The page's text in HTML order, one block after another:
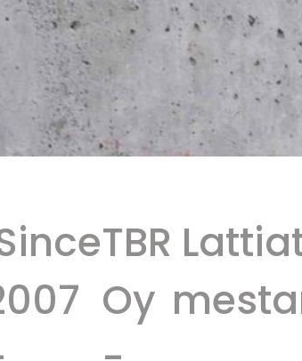
TBR
Oy